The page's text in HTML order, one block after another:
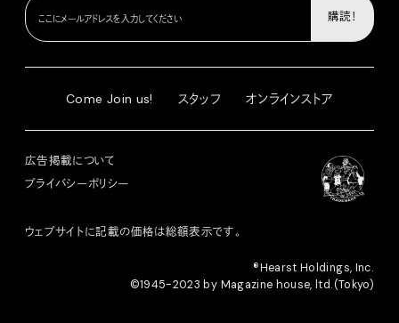
Come Join us! スタッフ オンラインストア
広告掲載について
プライバシーポリシー
ウェブサイトに記載の価格は総額表示です。
®︎Hearst Holdings, Inc.
©1945-2023 by Magazine house, ltd.(Tokyo)